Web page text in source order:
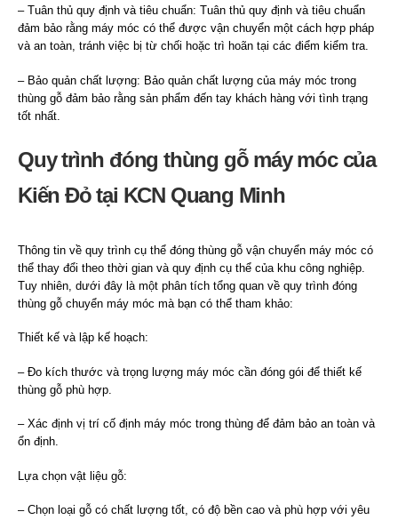
– Tuân thủ quy định và tiêu chuẩn: Tuân thủ quy định và tiêu chuẩn
đảm bảo rằng máy móc có thể được vận chuyển một cách hợp pháp
và an toàn, tránh việc bị từ chối hoặc trì hoãn tại các điểm kiểm tra.
– Bảo quản chất lượng: Bảo quản chất lượng của máy móc trong
thùng gỗ đảm bảo rằng sản phẩm đến tay khách hàng với tình trạng
tốt nhất.
Quy trình đóng thùng gỗ máy móc của
Kiến Đỏ tại KCN Quang Minh
Thông tin về quy trình cụ thể đóng thùng gỗ vận chuyển máy móc có
thể thay đổi theo thời gian và quy định cụ thể của khu công nghiệp.
Tuy nhiên, dưới đây là một phân tích tổng quan về quy trình đóng
thùng gỗ chuyển máy móc mà bạn có thể tham khảo:
Thiết kế và lập kế hoạch:
– Đo kích thước và trọng lượng máy móc cần đóng gói để thiết kế
thùng gỗ phù hợp.
– Xác định vị trí cố định máy móc trong thùng để đảm bảo an toàn và
ổn định.
Lựa chọn vật liệu gỗ:
– Chọn loại gỗ có chất lượng tốt, có độ bền cao và phù hợp với yêu